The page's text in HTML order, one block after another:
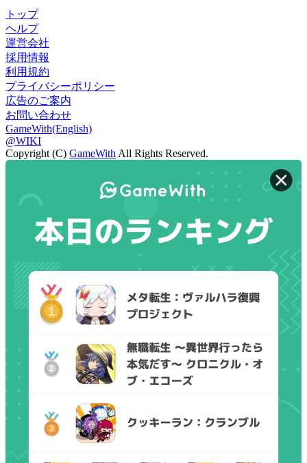
トップ
ヘルプ
運営会社
採用情報
利用規約
プライバシーポリシー
広告のご案内
お問い合わせ
GameWith(English)
@WIKI
Copyright (C) GameWith All Rights Reserved.